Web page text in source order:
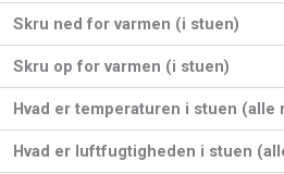
Skru ned for varmen (i stuen)
Skru op for varmen (i stuen)
Hvad er temperaturen i stuen (alle
Hvad er luftfugtigheden i stuen